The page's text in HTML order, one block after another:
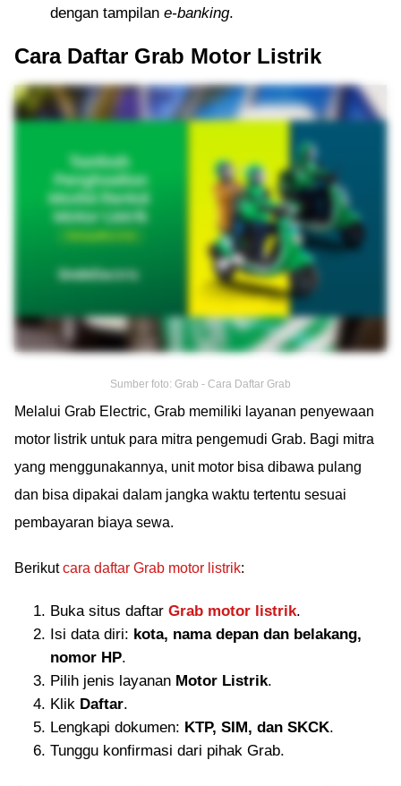
dengan tampilan e-banking.
Cara Daftar Grab Motor Listrik
Sumber foto: Grab - Cara Daftar Grab
Melalui Grab Electric, Grab memiliki layanan penyewaan
motor listrik untuk para mitra pengemudi Grab. Bagi mitra
yang menggunakannya, unit motor bisa dibawa pulang
dan bisa dipakai dalam jangka waktu tertentu sesuai
pembayaran biaya sewa.
Berikutcara daftar Grab motor listrik:
Buka situs daftar Grab motor listrik.
Isi data diri: kota, nama depan dan belakang,
nomor HP.
Pilih jenis layanan Motor Listrik.
Klik Daftar.
Lengkapi dokumen: KTP, SIM, dan SKCK.
Tunggu konfirmasi dari pihak Grab.